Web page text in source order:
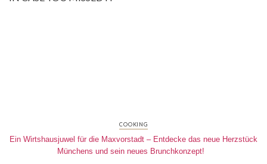
COOKING
Ein Wirtshausjuwel für die Maxvorstadt – Entdecke das neue Herzstück
Münchens und sein neues Brunchkonzept!